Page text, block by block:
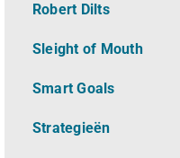
Robert Dilts
Sleight of Mouth
Smart Goals
Strategieën